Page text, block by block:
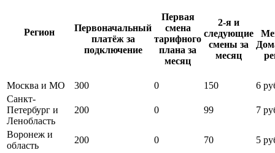
Регион
Первоначальный
платёж за
подключение
Первая
смена
тарифного
плана за
месяц
2-я и
следующие
смены за
месяц
Москва и МО 300 0 150
6
Санкт-
Петербург и
Ленобласть
200 0 99 7
Воронеж и
область
200 0 70
5